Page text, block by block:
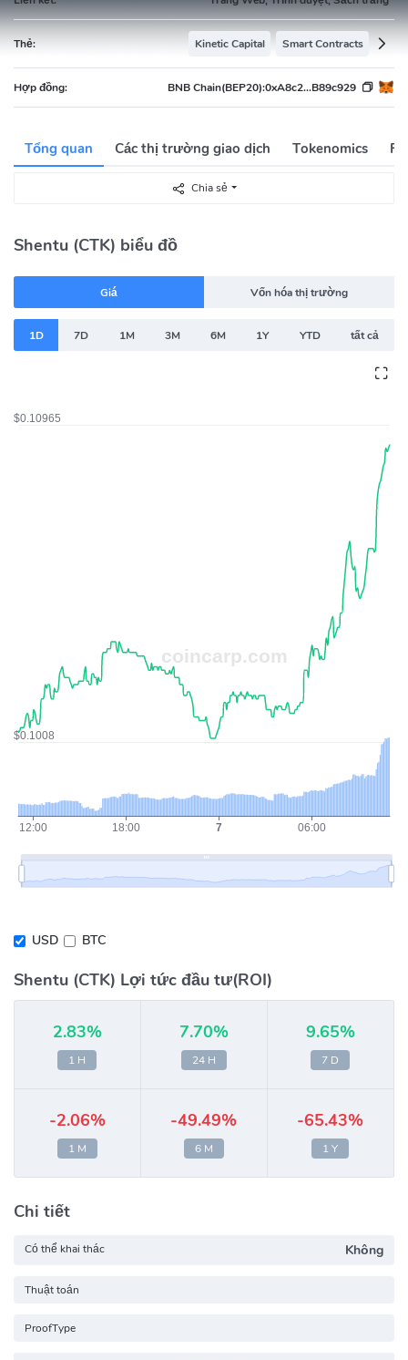
Thẻ: Kinetic Capital Smart Contracts
Hợp đồng: BNB Chain(BEP20):0xA8c2...B89c929
Tổng quan Các thị trường giao dịch Tokenomics
Chia sẻ
Shentu (CTK) biểu đồ
Giá Vốn hóa thị trường
1D 7D 1M 3M 6M 1Y YTD tất cả
USD BTC
Shentu (CTK) Lợi tức đầu tư(ROI)
2.83%
1 H
7.70%
24 H
9.65%
7 D
-2.06%
1 M
-49.49%
6 M
-65.43%
1 Y
Chi tiết
Có thể khai thác Không
Thuật toán
ProofType